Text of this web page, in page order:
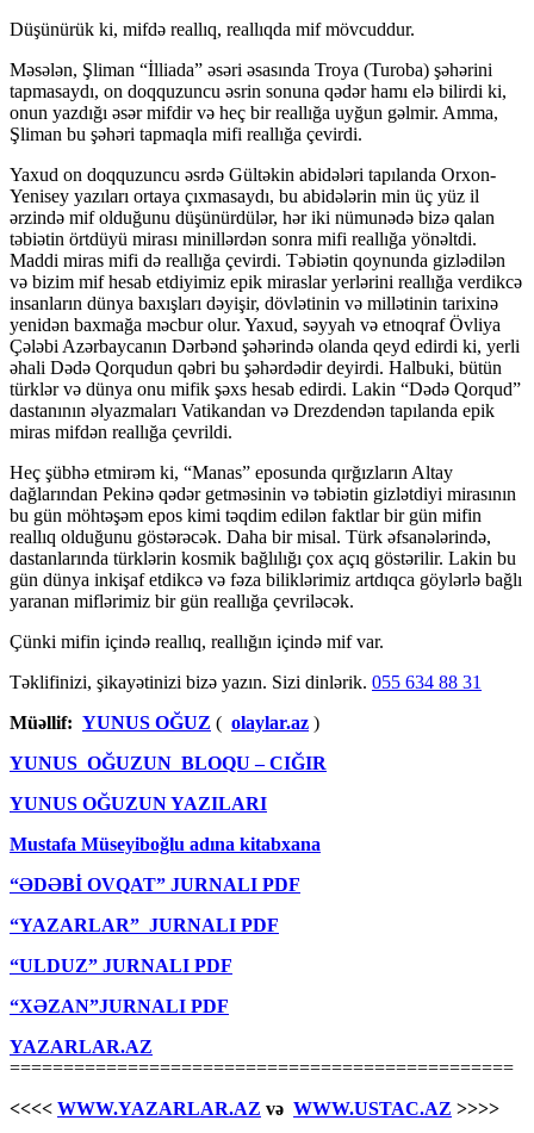
Düşünürük ki, mifdə reallıq, reallıqda mif mövcuddur.
Məsələn, Şliman “İlliada” əsəri əsasında Troya (Turoba) şəhərini
tapmasaydı, on doqquzuncu əsrin sonuna qədər hamı elə bilirdi ki,
onun yazdığı əsər mifdir və heç bir reallığa uyğun gəlmir. Amma,
Şliman bu şəhəri tapmaqla mifi reallığa çevirdi.
Yaxud on doqquzuncu əsrdə Gültəkin abidələri tapılanda Orxon-
Yenisey yazıları ortaya çıxmasaydı, bu abidələrin min üç yüz il
ərzində mif olduğunu düşünürdülər, hər iki nümunədə bizə qalan
təbiətin örtdüyü mirası minillərdən sonra mifi reallığa yönəltdi.
Maddi miras mifi də reallığa çevirdi. Təbiətin qoynunda gizlədilən
və bizim mif hesab etdiyimiz epik miraslar yerlərini reallığa verdikcə
insanların dünya baxışları dəyişir, dövlətinin və millətinin tarixinə
yenidən baxmağa məcbur olur. Yaxud, səyyah və etnoqraf Övliya
Çələbi Azərbaycanın Dərbənd şəhərində olanda qeyd edirdi ki, yerli
əhali Dədə Qorqudun qəbri bu şəhərdədir deyirdi. Halbuki, bütün
türklər və dünya onu mifik şəxs hesab edirdi. Lakin “Dədə Qorqud”
dastanının əlyazmaları Vatikandan və Drezdendən tapılanda epik
miras mifdən reallığa çevrildi.
Heç şübhə etmirəm ki, “Manas” eposunda qırğızların Altay
dağlarından Pekinə qədər getməsinin və təbiətin gizlətdiyi mirasının
bu gün möhtəşəm epos kimi təqdim edilən faktlar bir gün mifin
reallıq olduğunu göstərəcək. Daha bir misal. Türk əfsanələrində,
dastanlarında türklərin kosmik bağlılığı çox açıq göstərilir. Lakin bu
gün dünya inkişaf etdikcə və fəza biliklərimiz artdıqca göylərlə bağlı
yaranan miflərimiz bir gün reallığa çevriləcək.
Çünki mifin içində reallıq, reallığın içində mif var.
Təklifinizi, şikayətinizi bizə yazın. Sizi dinlərik. 055 634 88 31
Müəllif: YUNUS OĞUZ ( olaylar.az )
YUNUS OĞUZUN BLOQU – CIĞIR
YUNUS OĞUZUN YAZILARI
Mustafa Müseyiboğlu adına kitabxana
“ƏDƏBİ OVQAT” JURNALI PDF
“YAZARLAR” JURNALI PDF
“ULDUZ” JURNALI PDF
“XƏZAN”JURNALI PDF
YAZARLAR.AZ
===============================================
<<<< WWW.YAZARLAR.AZ və WWW.USTAC.AZ >>>>